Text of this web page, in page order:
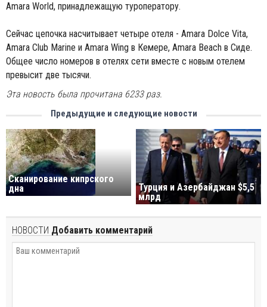
Amara World, принадлежащую туроператору.
Сейчас цепочка насчитывает четыре отеля - Amara Dolce Vita,
Amara Club Marine и Amara Wing в Кемере, Amara Beach в Сиде.
Общее число номеров в отелях сети вместе с новым отелем
превысит две тысячи.
Эта новость была прочитана 6233 раз.
Предыдущие и следующие новости
Cканирование кипрского
дна
Турция и Aзербайджан $5,5
млрд
НОВОСТИ Добавить комментарий